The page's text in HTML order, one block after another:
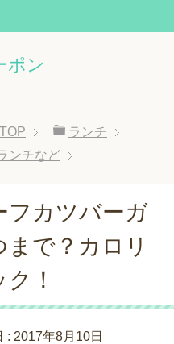
ポン
TOP
ランチ
ンチなど
フカツバーガ
で？カロリ
！
: 2017年8月10日